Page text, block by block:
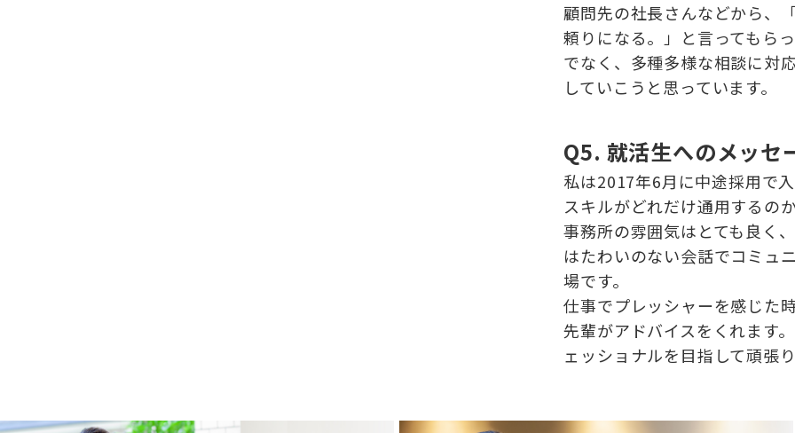
顧問先の社長さんなどから、
頼りになる。」と言ってもら
でなく、多種多様な相談に対
していこうと思っています。
Q5. 就活生へのメッセ
私は2017年6月に中途採用で
スキルがどれだけ通用するの
事務所の雰囲気はとても良く
はたわいのない会話でコミュ
場です。
仕事でプレッシャーを感じた
先輩がアドバイスをくれます
ェッショナルを目指して頑張